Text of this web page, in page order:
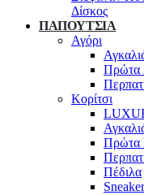
Δίσκος
ΠΑΠΟΥΤΣΙΑ
Αγόρι
Πρώτα
Κορίτσι
Πρώτα
Πέδιλα
Sneaker